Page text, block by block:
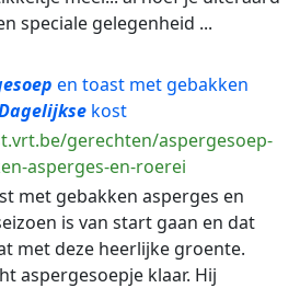
speciale gelegenheid ...
en toast met gebakken
kost
gerechten/aspergesoep-
asperges-en-roerei
met gebakken asperges en
is van start gaan en dat
met deze heerlijke groente.
aspergesoepje klaar. Hij